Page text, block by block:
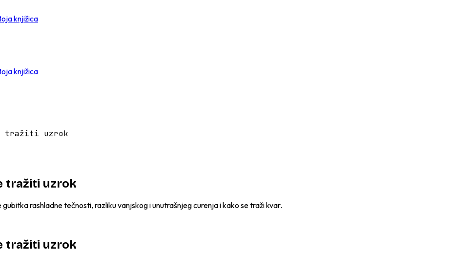
knjižica
knjižica
tražiti uzrok
tražiti uzrok
rashladne tečnosti, razliku vanjskog i unutrašnjeg curenja i kako se traži kvar.
tražiti uzrok